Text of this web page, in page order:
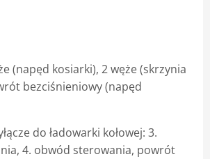
(napęd kosiarki), 2 węże (skrzynia
bezciśnieniowy (napęd
do ładowarki kołowej: 3.
4. obwód sterowania, powrót